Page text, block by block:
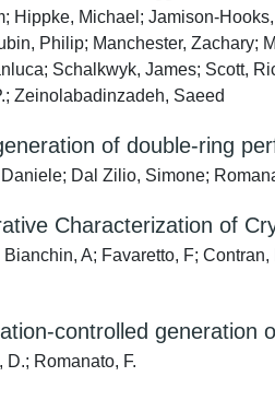
Hippke, Michael; Jamison-
Philip; Manchester,
Schalkwyk, James; Scott,
Zeinolabadinzadeh, Saeed
of double-ring
Dal Zilio, Simone;
Characterization of
A; Favaretto, F;
controlled generation
Romanato, F.